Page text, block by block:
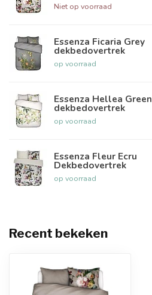
Niet op voorraad
Essenza Ficaria Grey
dekbedovertrek
op voorraad
Essenza Hellea Green
dekbedovertrek
op voorraad
Essenza Fleur Ecru
Dekbedovertrek
op voorraad
Recent bekeken